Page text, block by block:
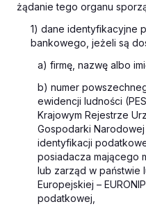
żądanie tego organu
1) dane identyfikacyjne
bankowego, jeżeli są
a) firmę, nazwę albo
b) numer
ewidencji ludności
Krajowym Rejestrze
Gospodarki Narodowej
identyfikacji
posiadacza mającego
lub zarząd w państwie
Europejskiej –
podatkowej,